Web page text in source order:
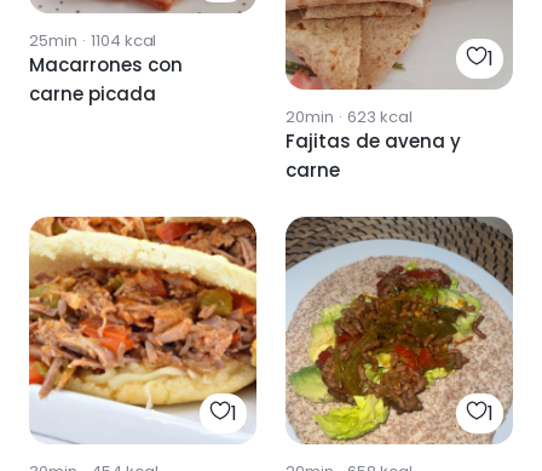
25min · 1104 kcal
Macarrones con
carne picada
1
20min · 623 kcal
Fajitas de avena y
carne
1 1